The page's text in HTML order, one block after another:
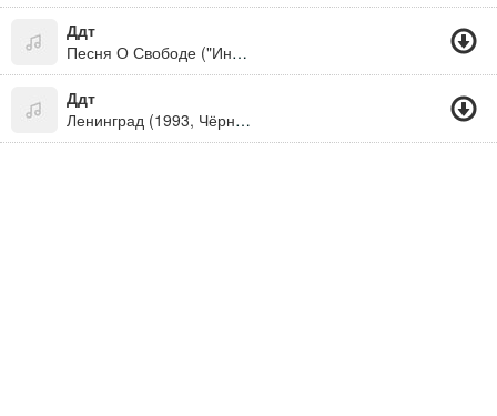
Ддт
Песня О Свободе ("Иначе", 2011)
Ддт
Ленинград (1993, Чёрный Пёс Петербург)